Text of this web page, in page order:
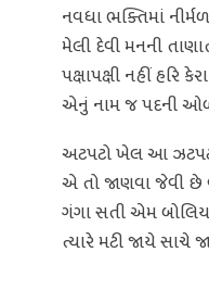
નવધા ભક્તિમાં
મેલી દેવી મનની
પક્ષાપક્ષી નહીં હરિ
એનું નામ જ પદની
અટપટો ખેલ આ
એ તો જાણવા જેવી છે
ગંગા સતી એમ
ત્યારે મટી જાયે સાચે